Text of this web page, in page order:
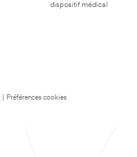
dispositif médical
Préférences cookies